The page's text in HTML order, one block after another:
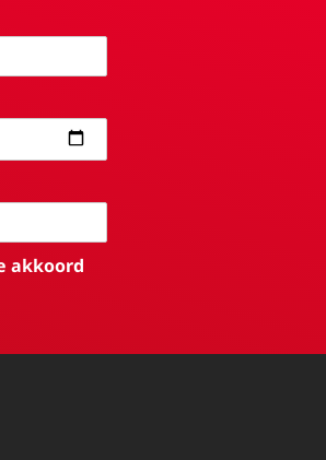
akkoord